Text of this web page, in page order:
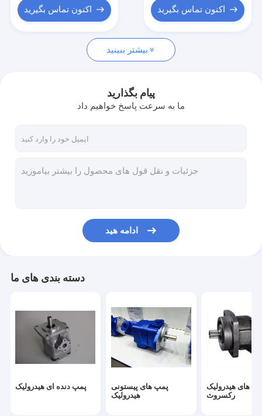
پمپ های هیدرولیک رکسروث
شیر متناسب هیدرولیک
موتور مدار هیدرولیک
شیر هیدرولیک جهت دار
شیرآلات هیدرولیک رکسروث
سیستم های پمپ هیدرولیک
قطعات بیل مکانیکی هیتاچی
قطعات بیل مکانیکی کوبلکو
قطعات بیل مکانیکی کوماتسو
سیلندر هیدرولیکی
اکنون تماس بگیرید اکنون تماس بگیرید
بیشتر ببینید
پیام بگذارید
ما به سرعت پاسخ خواهیم داد
ادامه هید
دسته بندی های ما
پمپ دنده ای هیدرولیک
پمپ های پیستونی
هیدرولیک
های هیدرولیک
رکسروث